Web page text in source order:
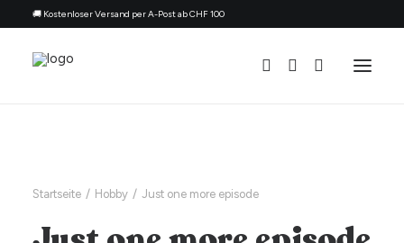
🚚 Kostenloser Versand per A-Post ab CHF 100
Startseite Hobby Just one more episode